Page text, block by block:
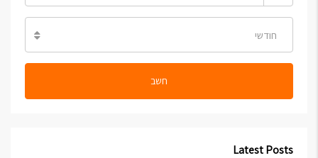
חודשי
חשב
Latest Posts